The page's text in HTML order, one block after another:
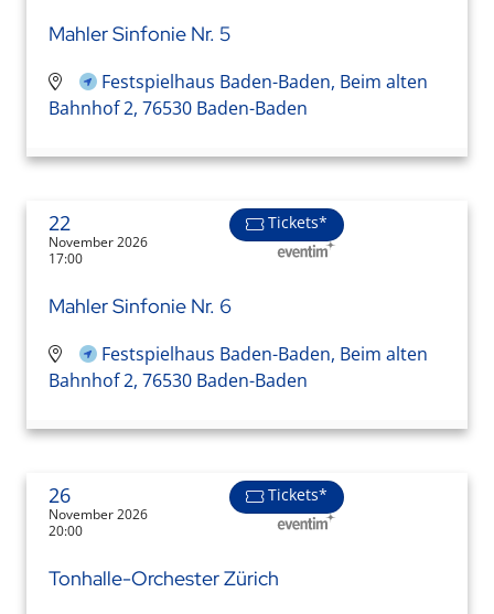
Mahler Sinfonie Nr. 5
Festspielhaus Baden-Baden, Beim alten
Bahnhof 2, 76530 Baden-Baden
22
November 2026
17:00
Tickets*
Mahler Sinfonie Nr. 6
Festspielhaus Baden-Baden, Beim alten
Bahnhof 2, 76530 Baden-Baden
26
November 2026
20:00
Tickets*
Tonhalle-Orchester Zürich